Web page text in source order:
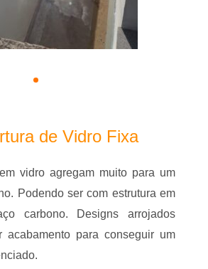
de Vidro Fixa
vidro agregam muito para um
Podendo ser com estrutura em
carbono. Designs arrojados
acabamento para conseguir um